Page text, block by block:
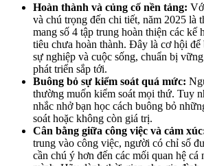
Hoàn thành và củng cố nền tảng:
và chú trọng đến chi tiết, năm 2025 là
mang số 4 tập trung hoàn thiện các kế
tiêu chưa hoàn thành. Đây là cơ hội để
sự nghiệp và cuộc sống, chuẩn bị
phát triển sắp tới.
Buông bỏ sự kiểm soát quá mức:
thường muốn kiểm soát mọi thứ. Tuy
nhắc nhở bạn học cách buông bỏ
soát hoặc không còn giá trị.
Cân bằng giữa công việc và cảm
trung vào công việc, người có chỉ số
cần chú ý hơn đến các mối quan hệ cá